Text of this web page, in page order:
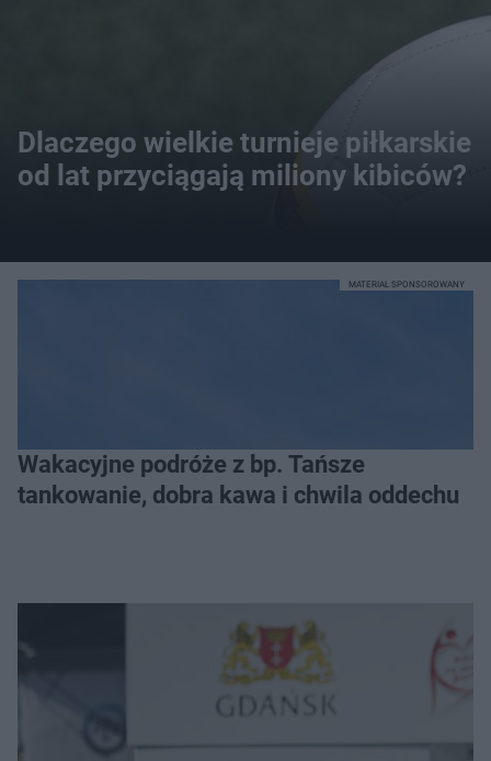
Dlaczego wielkie turnieje piłkarskie
od lat przyciągają miliony kibiców?
Wakacyjne podróże z bp. Tańsze
tankowanie, dobra kawa i chwila oddechu
MATERIAŁ SPONSOROWANY